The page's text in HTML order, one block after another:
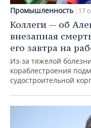
Промышленность 17
Коллеги — об
внезапная
его завтра на
Из-за тяжелой
кораблестроения
судостроительной